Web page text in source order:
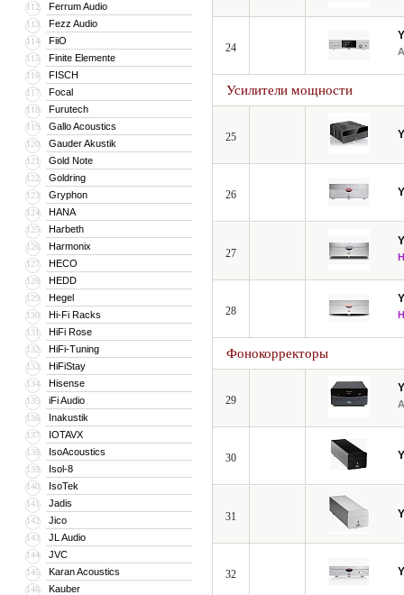
112 Ferrum Audio
113 Fezz Audio
114 FiiO
115 Finite Elemente
116 FISCH
117 Focal
118 Furutech
119 Gallo Acoustics
120 Gauder Akustik
121 Gold Note
122 Goldring
123 Gryphon
124 HANA
125 Harbeth
126 Harmonix
127 HECO
128 HEDD
129 Hegel
130 Hi-Fi Racks
131 HiFi Rose
132 HiFi-Tuning
133 HiFiStay
134 Hisense
135 iFi Audio
136 Inakustik
137 IOTAVX
138 IsoAcoustics
139 Isol-8
140 IsoTek
141 Jadis
142 Jico
143 JL Audio
144 JVC
145 Karan Acoustics
146 Kauber
24
Усилители мощности
25
26
27
28
Фонокорректоры
29
30
31
32